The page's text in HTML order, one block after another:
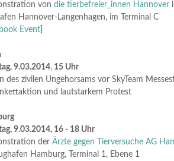
von die tierbefreier_innen Hannover
Hannover-Langenhagen, im Terminal C
Event]
9.03.2014,15 Uhr
des zivilen Ungehorsams vor SkyTeam
und lautstarkem Protest
9.03.2014, 16 - 18 Uhr
der Ärzte gegen Tierversuche AG
Hamburg, Terminal 1, Ebene 1